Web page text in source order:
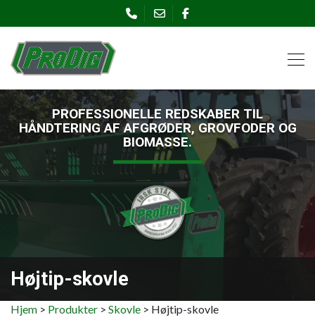
til
hovedindhold
PROFESSIONELLE REDSKABER TIL
HÅNDTERING AF AFGRØDER, GROVFODER OG
BIOMASSE.
Højtip-skovle
Brødkrumme
Hjem Produkter Skovle Højtip-skovle